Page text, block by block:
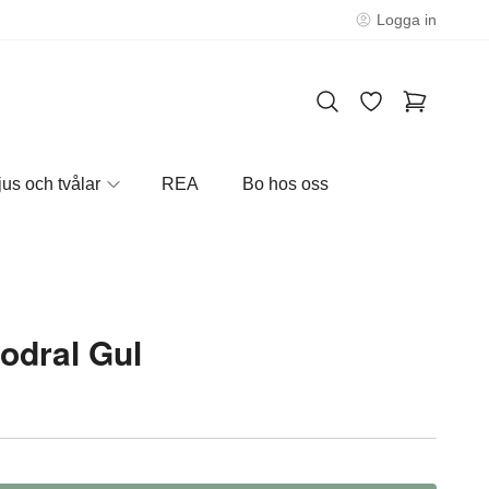
Logga in
och tvålar REA Bo hos oss
Gul